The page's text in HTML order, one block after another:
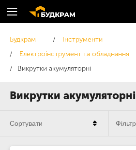
Викрутки акумуляторні
Будкрам
Інструменти
Електроінструмент та обладнання
Викрутки акумуляторні
Сортувати